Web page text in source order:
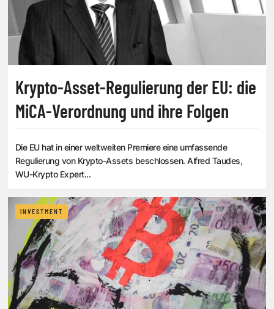
Krypto-Asset-Regulierung der EU: die
MiCA-Verordnung und ihre Folgen
Die EU hat in einer weltweiten Premiere eine umfassende
Regulierung von Krypto-Assets beschlossen. Alfred Taudes,
WU-Krypto Expert...
INVESTMENT